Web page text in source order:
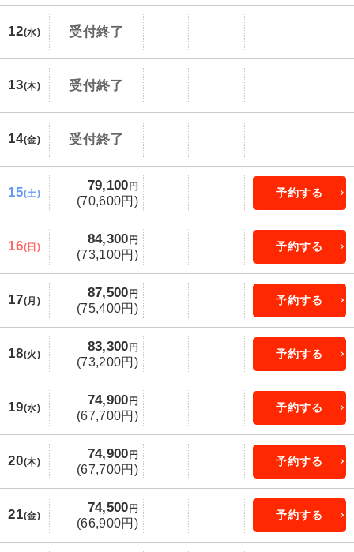
12(水) 受付終了
13(木) 受付終了
14(金) 受付終了
15(土)
79,100 円
(70,600円)
予約する
16(日)
84,300 円
(73,100円)
予約する
17(月)
87,500 円
(75,400円)
予約する
18(火)
83,300 円
(73,200円)
予約する
19(水)
74,900 円
(67,700円)
予約する
20(木)
74,900 円
(67,700円)
予約する
21(金)
74,500 円
(66,900円)
予約する